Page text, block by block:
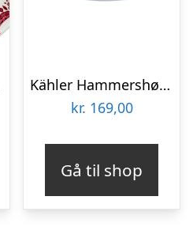
Kähler Hammershøi juletallerken – 19 cm
kr. 169,00
Gå til shop